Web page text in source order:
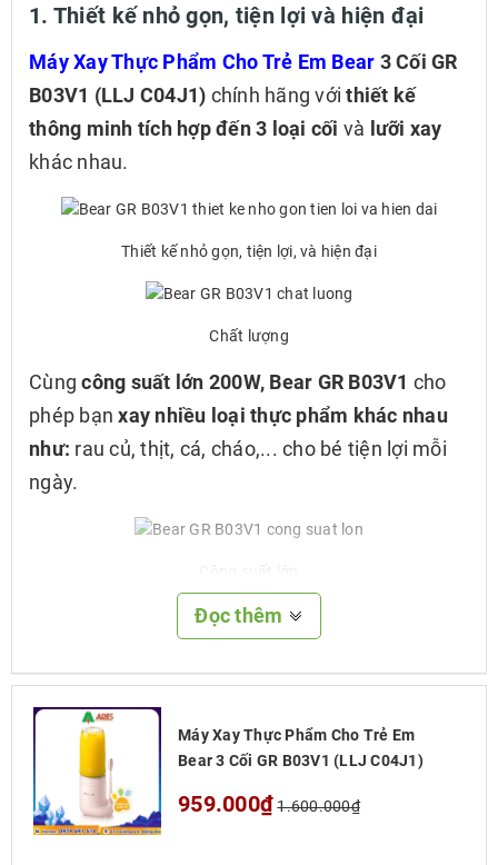
1. Thiết kế nhỏ gọn, tiện lợi và hiện đại
Máy Xay Thực Phẩm Cho Trẻ Em Bear 3 Cối GR
B03V1 (LLJ C04J1) chính hãng vớithiết kế
thông minh tích hợp đến 3 loại cối và lưỡi xay
khác nhau.
Thiết kế nhỏ gọn, tiện lợi, và hiện đại
Chất lượng
Cùngcông suất lớn 200W, Bear GR B03V1 cho
phép bạnxay nhiều loại thực phẩm khác nhau
như: rau củ, thịt, cá, cháo,... cho bé tiện lợi mỗi
ngày.
2. Chất liệu an toàn tuyệt đối
Máy Xay Thực Phẩm Cho Trẻ Em Bear 3 Cối GR
B03V1chịu đựng được sự
đổi nhiệt độ.
Chất liệu an toàn tuyệt đối
Đọc thêm
Máy Xay Thực Phẩm Cho Trẻ Em
Bear 3 Cối GR B03V1 (LLJ C04J1)
959.000₫ 1.600.000₫